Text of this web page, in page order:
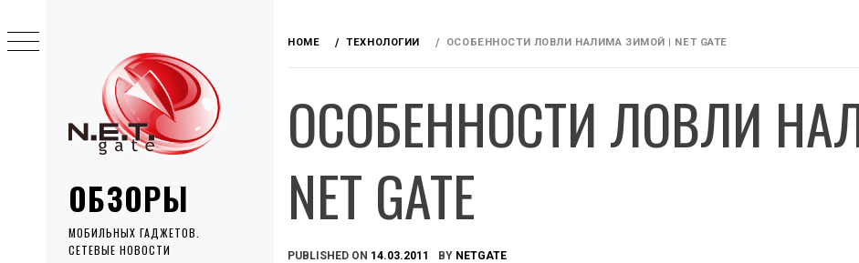
ОБЗОРЫ
МОБИЛЬНЫХ ГАДЖЕТОВ.
СЕТЕВЫЕ НОВОСТИ
to
content
HOME ТЕХНОЛОГИИ ОСОБЕННОСТИ ЛОВЛИ НАЛИМА ЗИМОЙ | NET GATE
ОСОБЕННОСТИ ЛОВЛИ
NET GATE
PUBLISHED ON 14.03.2011 BY NETGATE